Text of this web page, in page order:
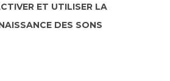
ET UTILISER LA
DES SONS